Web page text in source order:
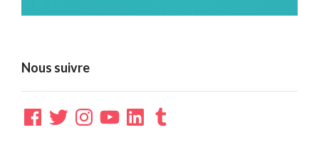
Nous suivre
Facebook
TwitterInstagramYouTubeLinkedInTumblr